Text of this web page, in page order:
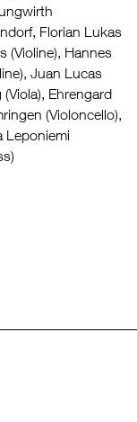
Florian Lukas
(Violine), Hannes
Juan Lucas
Ehrengard
(Violoncello),
Leponiemi